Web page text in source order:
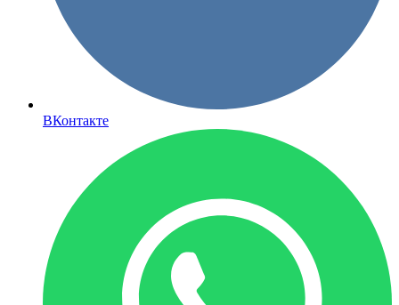
ВКонтакте